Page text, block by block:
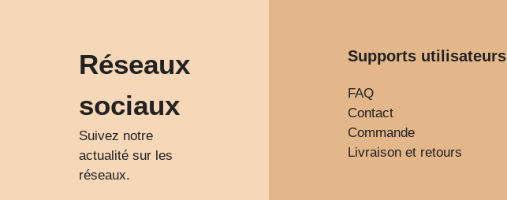
Réseaux
sociaux
Suivez notre
actualité sur les
réseaux.
Supports utilisateurs
FAQ
Contact
Commande
Livraison et retours